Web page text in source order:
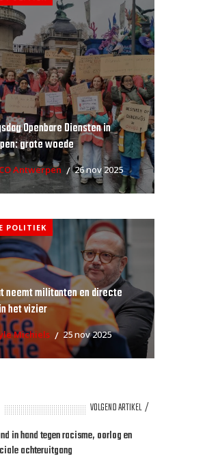
Openbare Diensten in
grote woede
Antwerpen 26 nov 2025
POLITIEK
neemt militanten en directe
het vizier
Michiels 25 nov 2025
VOLGEND ARTIKEL
in hand tegen racisme, oorlog en
achteruitgang